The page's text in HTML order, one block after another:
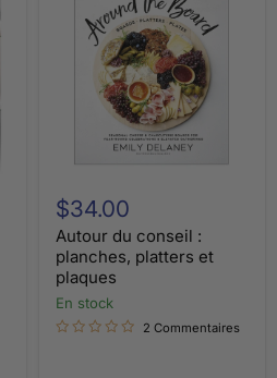
du
conseil
planches,
platters
et
plaques
$34.00
Autour du conseil :
planches, platters et
plaques
en stock
2 Commentaires